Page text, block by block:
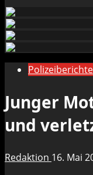
Polizeiberichte
Junger
und
Redaktion 16. Mai